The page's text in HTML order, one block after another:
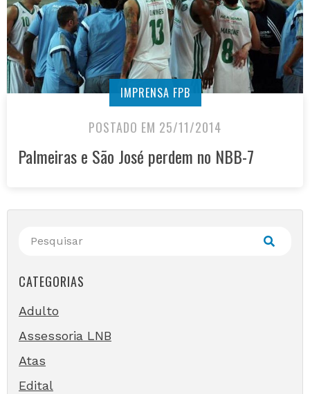
IMPRENSA FPB
POSTADO EM 25/11/2014
Palmeiras e São José perdem no NBB-7
CATEGORIAS
Adulto
Assessoria LNB
Atas
Edital